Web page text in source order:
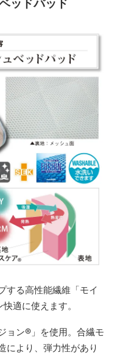
ッドパッド
する高性能繊維「モイ
適に使えます。
ョン® 」を使用。合繊モ
により、弾力性があり